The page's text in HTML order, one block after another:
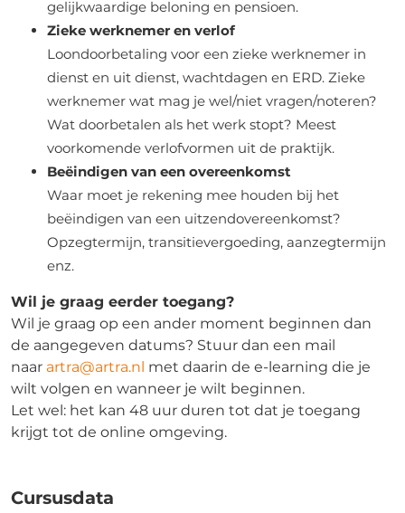
gelijkwaardige beloning en pensioen.
Zieke werknemer en verlof
Loondoorbetaling voor een zieke werknemer in
dienst en uit dienst, wachtdagen en ERD. Zieke
werknemer wat mag je wel/niet vragen/noteren?
Wat doorbetalen als het werk stopt? Meest
voorkomende verlofvormen uit de praktijk.
Beëindigen van een overeenkomst
Waar moet je rekening mee houden bij het
beëindigen van een uitzendovereenkomst?
Opzegtermijn, transitievergoeding, aanzegtermijn
enz.
Wil je graag eerder toegang?
Wil je graag op een ander moment beginnen dan
de aangegeven datums? Stuur dan een mail
naar artra@artra.nl met daarin de e-learning die je
wilt volgen en wanneer je wilt beginnen.
Let wel: het kan 48 uur duren tot dat je toegang
krijgt tot de online omgeving.
Cursusdata